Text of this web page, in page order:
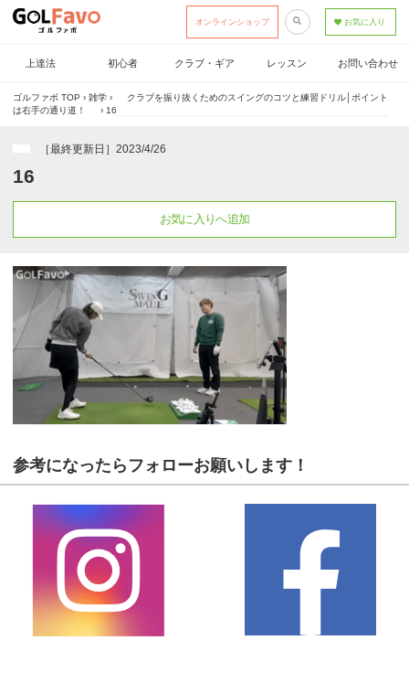
オンラインショップ お気に入り
上達法 初心者 クラブ・ギア レッスン お問い合わせ
ゴルファボ TOP › 雑学 ›
クラブを振り抜くためのスイングのコツと練習ドリル│ポイント
は右手の通り道！
› 16
［最終更新日］2023/4/26
16
お気に入りへ追加
参考になったらフォローお願いします！